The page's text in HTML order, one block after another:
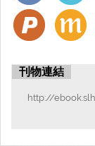
刊物連結
http://